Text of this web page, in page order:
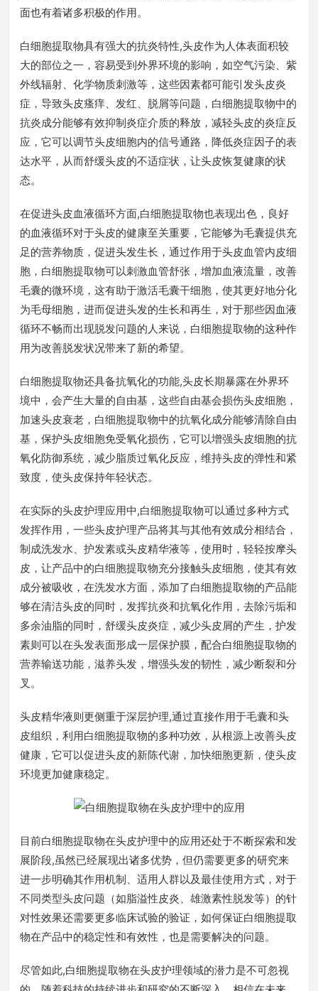
面也有着诸多积极的作用。
白细胞提取物具有强大的抗炎特性,头皮作为人体表面积较
大的部位之一，容易受到外界环境的影响，如空气污染、紫
外线辐射、化学物质刺激等，这些因素都可能引发头皮炎
症，导致头皮瘙痒、发红、脱屑等问题，白细胞提取物中的
抗炎成分能够有效抑制炎症介质的释放，减轻头皮的炎症反
应，它可以调节头皮细胞内的信号通路，降低炎症因子的表
达水平，从而舒缓头皮的不适症状，让头皮恢复健康的状
态。
在促进头皮血液循环方面,白细胞提取物也表现出色，良好
的血液循环对于头皮的健康至关重要，它能够为毛囊提供充
足的营养物质，促进头发生长，通过作用于头皮血管内皮细
胞，白细胞提取物可以刺激血管舒张，增加血液流量，改善
毛囊的微环境，这有助于激活毛囊干细胞，使其更好地分化
为毛母细胞，进而促进头发的生长和再生，对于那些因血液
循环不畅而出现脱发问题的人来说，白细胞提取物的这种作
用为改善脱发状况带来了新的希望。
白细胞提取物还具备抗氧化的功能,头皮长期暴露在外界环
境中，会产生大量的自由基，这些自由基会损伤头皮细胞，
加速头皮衰老，白细胞提取物中的抗氧化成分能够清除自由
基，保护头皮细胞免受氧化损伤，它可以增强头皮细胞的抗
氧化防御系统，减少脂质过氧化反应，维持头皮的弹性和紧
致度，使头皮保持年轻状态。
在实际的头皮护理应用中,白细胞提取物可以通过多种方式
发挥作用，一些头皮护理产品将其与其他有效成分相结合，
制成洗发水、护发素或头皮精华液等，使用时，轻轻按摩头
皮，让产品中的白细胞提取物充分接触头皮细胞，使其有效
成分被吸收，在洗发水方面，添加了白细胞提取物的产品能
够在清洁头皮的同时，发挥抗炎和抗氧化作用，去除污垢和
多余油脂的同时，舒缓头皮炎症，减少头皮屑的产生，护发
素则可以在头发表面形成一层保护膜，配合白细胞提取物的
营养输送功能，滋养头发，增强头发的韧性，减少断裂和分
叉。
头皮精华液则更侧重于深层护理,通过直接作用于毛囊和头
皮组织，利用白细胞提取物的多种功效，从根源上改善头皮
健康，它可以促进头皮的新陈代谢，加快细胞更新，使头皮
环境更加健康稳定。
目前白细胞提取物在头皮护理中的应用还处于不断探索和发
展阶段,虽然已经展现出诸多优势，但仍需要更多的研究来
进一步明确其作用机制、适用人群以及最佳使用方式，对于
不同类型头皮问题（如脂溢性皮炎、雄激素性脱发等）的针
对性效果还需要更多临床试验的验证，如何保证白细胞提取
物在产品中的稳定性和有效性，也是需要解决的问题。
尽管如此,白细胞提取物在头皮护理领域的潜力是不可忽视